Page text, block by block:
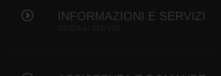
INFORMAZIONI E SERVIZI